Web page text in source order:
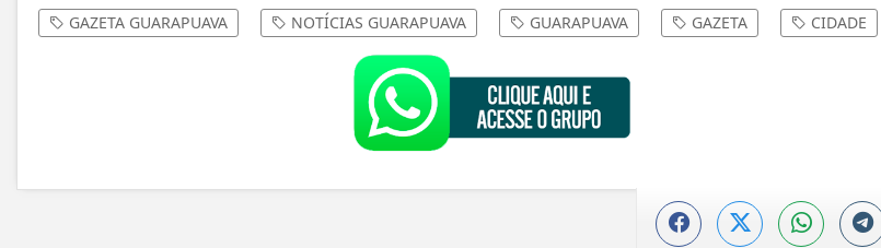
GAZETA GUARAPUAVA NOTÍCIAS GUARAPUAVA GUARAPUAVA GAZETA CIDADE